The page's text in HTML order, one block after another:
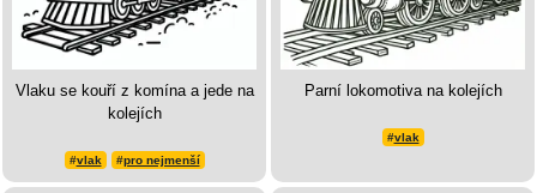
Vlaku se kouří z komína a jede na
kolejích
#vlak #pro nejmenší
Parní lokomotiva na kolejích
#vlak